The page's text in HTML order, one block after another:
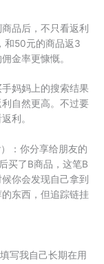
品后，不只看返利
和50元的商品返3
金率更慷慨。
妈妈上的搜索结果
自然更高。不过要
利。
：你分享给朋友的
买了B商品，这笔B
你会发现自己拿到
东西，但追踪链挂
写我自己长期在用